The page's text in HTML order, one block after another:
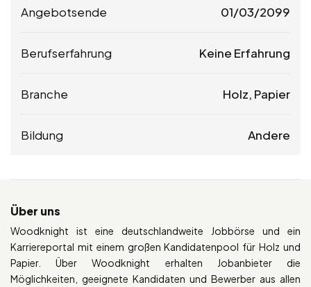
Angebotsende 01/03/2099
Berufserfahrung Keine Erfahrung
Branche Holz, Papier
Bildung Andere
Über uns
Woodknight ist eine deutschlandweite Jobbörse und ein
Karriereportal mit einem großen Kandidatenpool für Holz und
Papier. Über Woodknight erhalten Jobanbieter die
Möglichkeiten, geeignete Kandidaten und Bewerber aus allen